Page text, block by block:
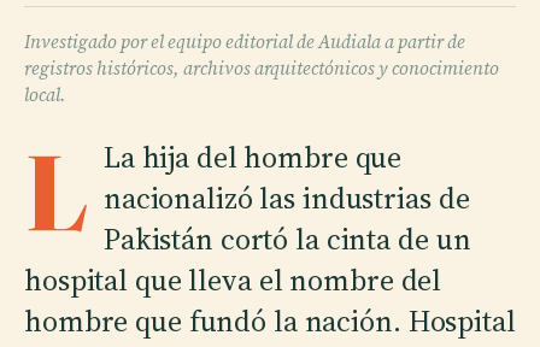
Investigado por el equipo editorial de Audiala a partir de
registros históricos, archivos arquitectónicos y conocimiento
local.
L La hija del hombre que
nacionalizó las industrias de
Pakistán cortó la cinta de un
hospital que lleva el nombre del
hombre que fundó la nación. Hospital